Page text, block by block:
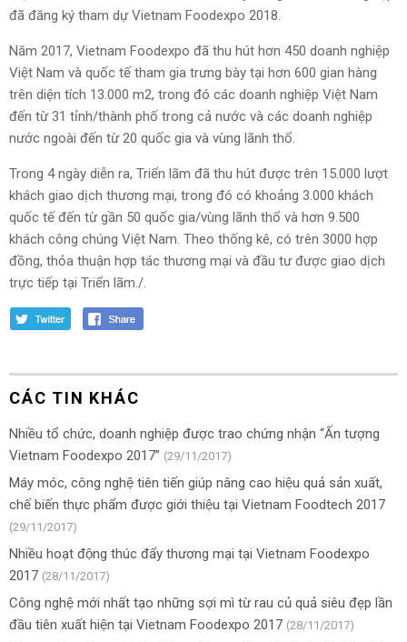
đã đăng ký tham dự Vietnam Foodexpo 2018.
Năm 2017, Vietnam Foodexpo đã thu hút hơn 450 doanh nghiệp
Việt Nam và quốc tế tham gia trưng bày tại hơn 600 gian hàng
trên diện tích 13.000 m2, trong đó các doanh nghiệp Việt Nam
đến từ 31 tỉnh/thành phố trong cả nước và các doanh nghiệp
nước ngoài đến từ 20 quốc gia và vùng lãnh thổ.
Trong 4 ngày diễn ra, Triển lãm đã thu hút được trên 15.000 lượt
khách giao dịch thương mại, trong đó có khoảng 3.000 khách
quốc tế đến từ gần 50 quốc gia/vùng lãnh thổ và hơn 9.500
khách công chúng Việt Nam. Theo thống kê, có trên 3000 hợp
đồng, thỏa thuận hợp tác thương mại và đầu tư được giao dịch
trực tiếp tại Triển lãm./.
CÁC TIN KHÁC
Nhiều tổ chức, doanh nghiệp được trao chứng nhận “Ấn tượng
Vietnam Foodexpo 2017” (29/11/2017)
Máy móc, công nghệ tiên tiến giúp nâng cao hiệu quả sản xuất,
chế biến thực phẩm được giới thiệu tại Vietnam Foodtech 2017
(29/11/2017)
Nhiều hoạt động thúc đẩy thương mại tại Vietnam Foodexpo
2017 (28/11/2017)
Công nghệ mới nhất tạo những sợi mì từ rau củ quả siêu đẹp lần
đầu tiên xuất hiện tại Vietnam Foodexpo 2017 (28/11/2017)